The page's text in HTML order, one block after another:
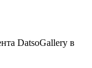
DatsoGallery в